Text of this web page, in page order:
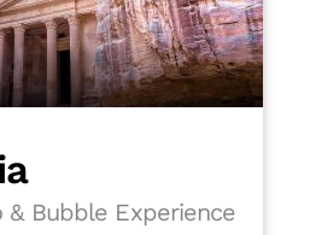
& Bubble Experience